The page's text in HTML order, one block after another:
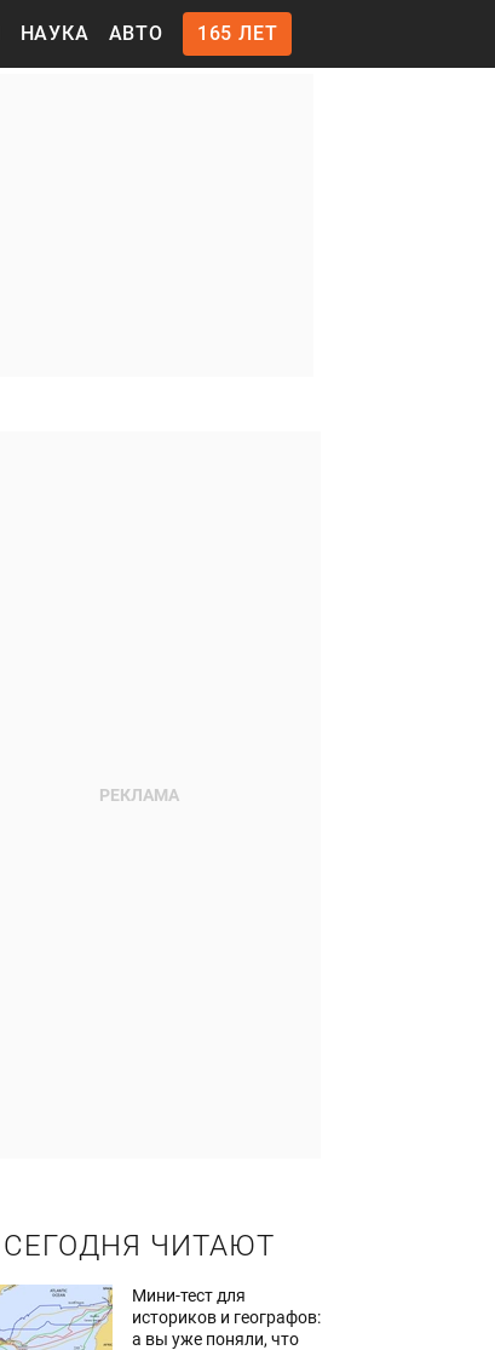
НАУКА АВТО 165 ЛЕТ
СЕГОДНЯ ЧИТАЮТ
Мини-тест для
историков и географов:
а вы уже поняли, что